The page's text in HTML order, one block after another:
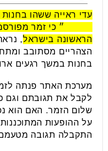
עדי ראייה ששהו
כי זמר
הראשונה בישראל,
הצהריים מסתובב
בחנות במשך רגעים
מערכת האתר פנתה
לקבל את תגובתם וגם
שלום הזמר. האם הוא
על ההופעות
התקבלה תגובה